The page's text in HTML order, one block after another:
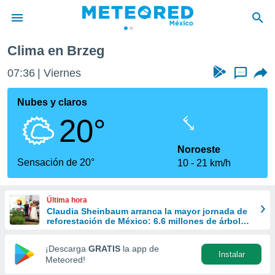
de
ha sido
calidad.
a este
las
y
forma
digital
basada
Clima en Brzeg
07:36 Viernes ...
Nubes y claros
20°
Sensación de 20°
Noroeste
10
21 km/h
Última hora
Claudia Sheinbaum arranca la mayor jornada de
reforestación de México: 6.6 millones de árboles
¡Descarga GRATIS la app de
Meteored!
Instalar